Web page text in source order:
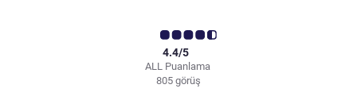
ALL Puanlama
4.4/5
805 görüş